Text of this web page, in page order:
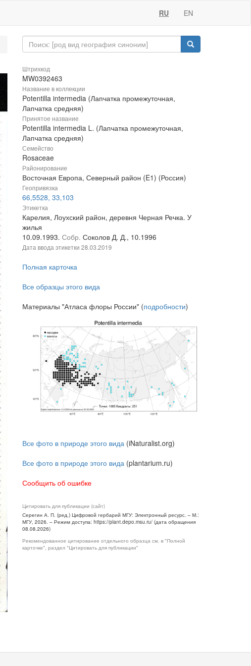
RU EN
Штрихкод
MW0392463
Название в коллекции
Potentilla intermedia (Лапчатка промежуточная,
Лапчатка средняя)
Принятое название
Potentilla intermedia L. (Лапчатка промежуточная,
Лапчатка средняя)
Семейство
Rosaceae
Районирование
Восточная Европа, Северный район (E1) (Россия)
Геопривязка
66,5528, 33,103
Этикетка
Карелия, Лоухский район, деревня Черная Речка. У
жилья
10.09.1993. Собр. Соколов Д. Д., 10.1996
Дата ввода этикетки 28.03.2019
Полная карточка
Все образцы этого вида
Материалы "Атласа флоры России" (подробности)
Все фото в природе этого вида (iNaturalist.org)
Все фото в природе этого вида (plantarium.ru)
Сообщить об ошибке
Цитировать для публикации (сайт)
Серегин А. П. (ред.) Цифровой гербарий МГУ: Электронный ресурс. – М.:
МГУ, 2026. – Режим доступа: https://plant.depo.msu.ru/ (дата обращения
08.08.2026)
Рекомендованное цитирование отдельного образца см. в "Полной
карточке", раздел "Цитировать для публикации"